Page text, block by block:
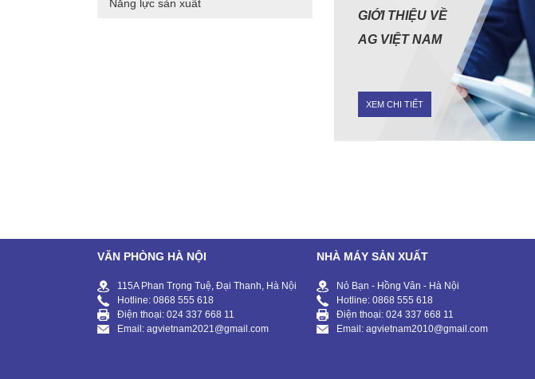
Năng lực sản xuất
GIỚI THIỆU VỀ
AG VIỆT NAM
XEM CHI TIẾT
VĂN PHÒNG HÀ NỘI
115A Phan Trọng Tuệ, Đại Thanh, Hà Nội
Hotline: 0868 555 618
Điện thoại: 024 337 668 11
Email: agvietnam2021@gmail.com
NHÀ MÁY SẢN XUẤT
Nỏ Bạn - Hồng Vân - Hà Nội
Hotline: 0868 555 618
Điện thoại: 024 337 668 11
Email: agvietnam2010@gmail.com